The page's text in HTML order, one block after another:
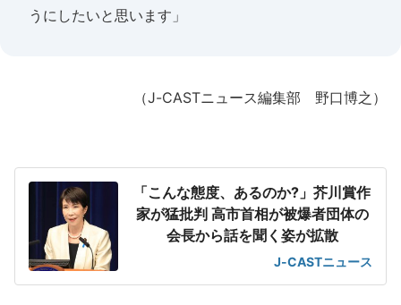
うにしたいと思います」
（J-CASTニュース編集部 野口博之）
「こんな態度、あるのか?」芥川賞作
家が猛批判 高市首相が被爆者団体の
会長から話を聞く姿が拡散
J-CASTニュース